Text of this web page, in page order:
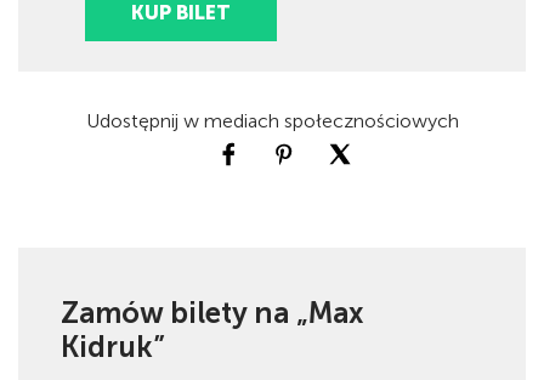
KUP BILET
Udostępnij w mediach społecznościowych
Zamów bilety na „Max
Kidruk”